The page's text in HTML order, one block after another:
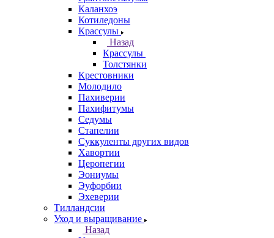
Каланхоэ
Котиледоны
Крассулы
Назад
Крассулы
Толстянки
Крестовники
Молодило
Пахиверии
Пахифитумы
Седумы
Стапелии
Суккуленты других видов
Хавортии
Церопегии
Эониумы
Эуфорбии
Эхеверии
Тилландсии
Уход и выращивание
Назад